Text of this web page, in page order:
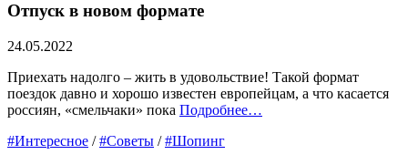
Отпуск в новом формате
24.05.2022
Приехать надолго – жить в удовольствие! Такой формат
поездок давно и хорошо известен европейцам, а что касается
россиян, «смельчаки» пока Подробнее…
#Интересное /#Советы /#Шопинг